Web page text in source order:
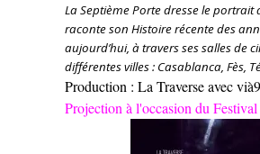
La Septième Porte dresse le portrait
raconte son Histoire récente des
aujourd’hui, à travers ses salles de
différentes villes : Casablanca, Fès,
Production : La Traverse avec
Projection à l'occasion du